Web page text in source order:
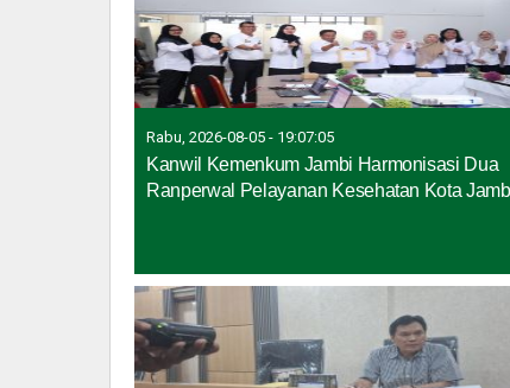
Rabu, 2026-08-05 - 19:07:05
Kanwil Kemenkum Jambi Harmonisasi Dua
Ranperwal Pelayanan Kesehatan Kota